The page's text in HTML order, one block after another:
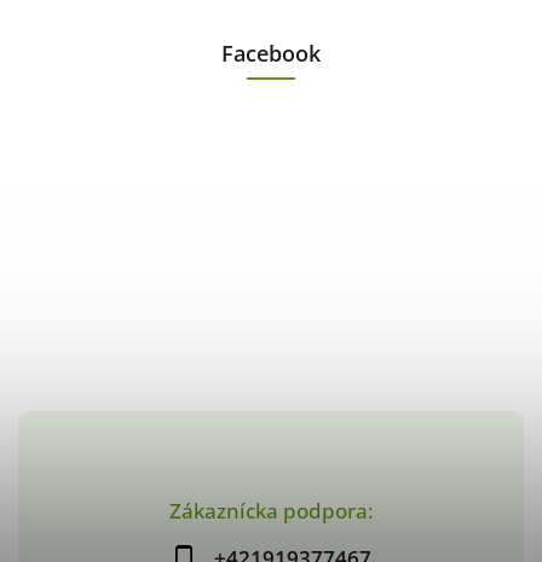
Zákaznícka podpora:
Facebook